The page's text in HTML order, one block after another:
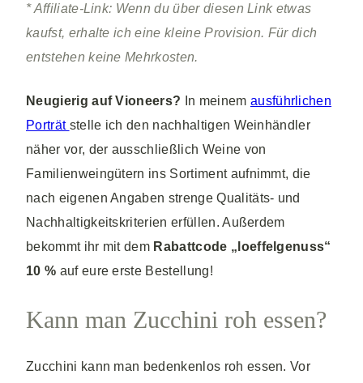
* Affiliate-Link: Wenn du über diesen Link etwas
kaufst, erhalte ich eine kleine Provision. Für dich
entstehen keine Mehrkosten.
Neugierig auf Vioneers? In meinem ausführlichen
Porträt stelle ich den nachhaltigen Weinhändler
näher vor, der ausschließlich Weine von
Familienweingütern ins Sortiment aufnimmt, die
nach eigenen Angaben strenge Qualitäts- und
Nachhaltigkeitskriterien erfüllen. Außerdem
bekommt ihr mit dem Rabattcode „loeffelgenuss“
10 % auf eure erste Bestellung!
Kann man Zucchini roh essen?
Zucchini kann man bedenkenlos roh essen. Vor